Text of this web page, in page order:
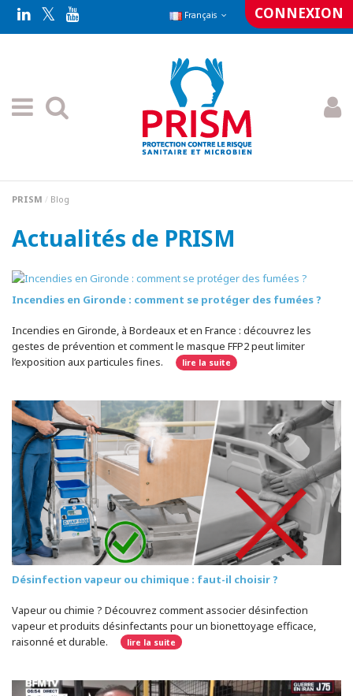
Français CONNEXION
PRISM Blog
Actualités de PRISM
Incendies en Gironde : comment se protéger des fumées ?
Incendies en Gironde, à Bordeaux et en France : découvrez les
gestes de prévention et comment le masque FFP2 peut limiter
l’exposition aux particules fines.
lire la suite
Désinfection vapeur ou chimique : faut-il choisir ?
Vapeur ou chimie ? Découvrez comment associer désinfection
vapeur et produits désinfectants pour un bionettoyage efficace,
raisonné et durable.
lire la suite